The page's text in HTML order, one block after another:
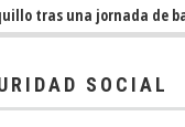
tras una jornada de
SOCIAL